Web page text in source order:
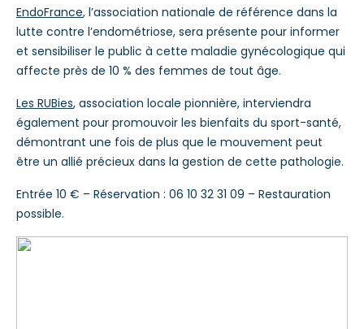
EndoFrance, l’association nationale de référence dans la
lutte contre l’endométriose, sera présente pour informer
et sensibiliser le public à cette maladie gynécologique qui
affecte près de 10 % des femmes de tout âge.
Les RUBies, association locale pionnière, interviendra
également pour promouvoir les bienfaits du sport-santé,
démontrant une fois de plus que le mouvement peut
être un allié précieux dans la gestion de cette pathologie.
Entrée 10 € – Réservation : 06 10 32 31 09 – Restauration
possible.